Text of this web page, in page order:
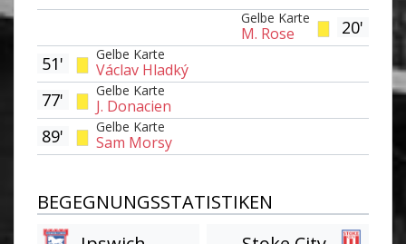
20'
Gelbe Karte
M. Rose
Gelbe Karte
Václav Hladký
51'
Gelbe Karte
J. Donacien
77'
Gelbe Karte
Sam Morsy
89'
BEGEGNUNGSSTATISTIKEN